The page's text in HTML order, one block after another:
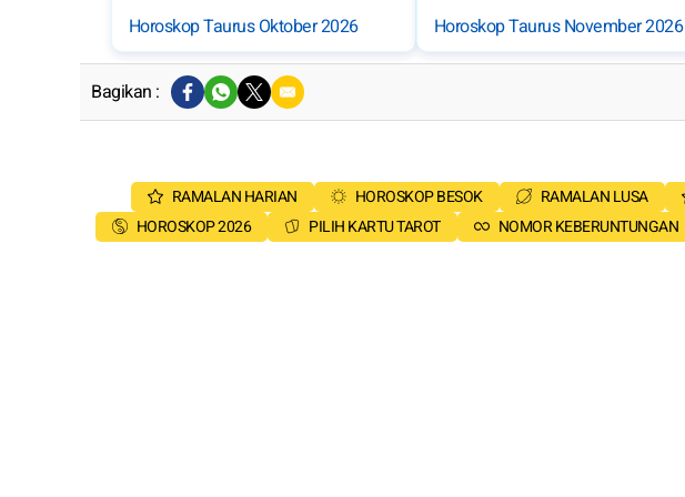
Horoskop Taurus Oktober 2026 Horoskop Taurus November 2026
Bagikan :
RAMALAN HARIAN HOROSKOP BESOK RAMALAN LUSA
HOROSKOP 2026
PILIH KARTU TAROT NOMOR KEBERUNTUNGAN